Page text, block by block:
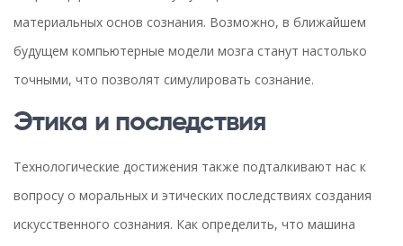
материальных основ сознания. Возможно, в ближайшем
будущем компьютерные модели мозга станут настолько
точными, что позволят симулировать сознание.
Этика и последствия
Технологические достижения также подталкивают нас к
вопросу о моральных и этических последствиях создания
искусственного сознания. Как определить, что машина